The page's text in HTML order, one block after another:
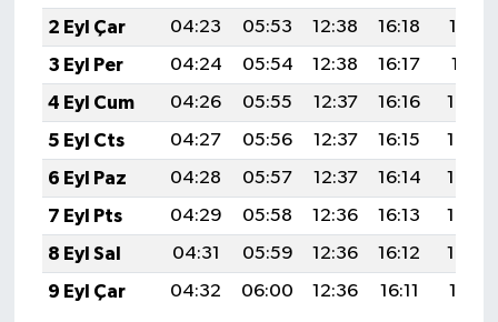
2 Eyl Çar
04:23 05:53 12:38 16:18
19:13
3 Eyl Per
04:24 05:54 12:38 16:17
19:11
4 Eyl Cum
04:26 05:55 12:37 16:16
19:09
5 Eyl Cts
04:27 05:56 12:37 16:15
19:08
6 Eyl Paz
04:28 05:57 12:37 16:14
19:06
7 Eyl Pts
04:29 05:58 12:36 16:13
19:04
8 Eyl Sal
04:31 05:59 12:36 16:12
19:03
9 Eyl Çar
04:32 06:00 12:36 16:11 19:01